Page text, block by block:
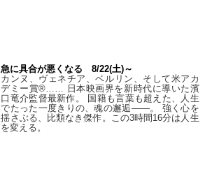
急に具合が悪くなる 8/22(土)～
カンヌ、ヴェネチア、ベルリン、そして米アカ
デミー賞®…… 日本映画界を新時代に導いた濱
口竜介監督最新作。 国籍も言葉も超えた、人生
でたった一度きりの、魂の邂逅――。 強く心を
揺さぶる、比類なき傑作。この3時間16分は人生
を変える。